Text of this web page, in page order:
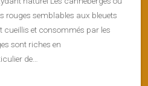
rouges semblables aux bleuets
cueillis et consommés par les
sont riches en
de…